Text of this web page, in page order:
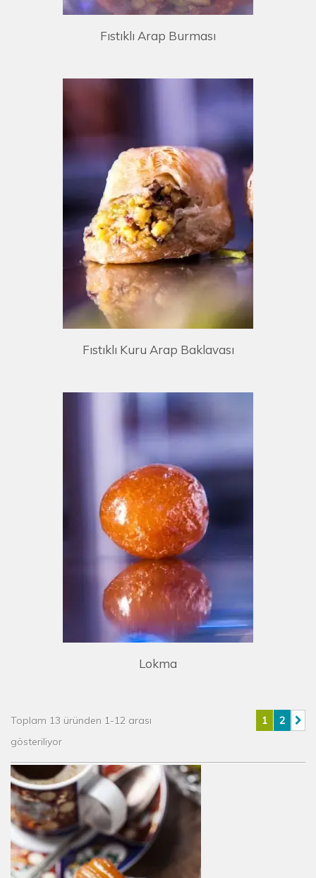
Fıstıklı Arap Burması
Fıstıklı Kuru Arap Baklavası
Lokma
Toplam 13 üründen 1-12 arası
gösteriliyor
1 2